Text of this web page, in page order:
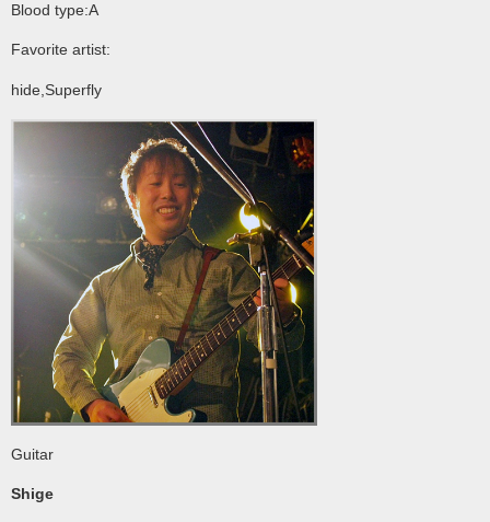
Blood type:A
Favorite artist:
hide,Superfly
Guitar
Shige